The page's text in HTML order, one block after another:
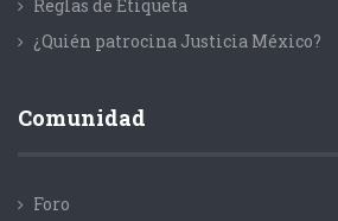
Reglas de Etiqueta
¿Quién patrocina Justicia México?
Comunidad
Foro